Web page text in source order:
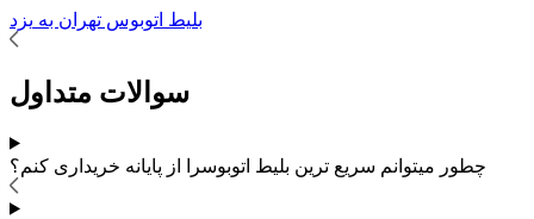
بلیط اتوبوس تهران به یزد
سوالات متداول
چطور میتوانم سریع ترین بلیط اتوبوسرا از پایانه خریداری کنم؟